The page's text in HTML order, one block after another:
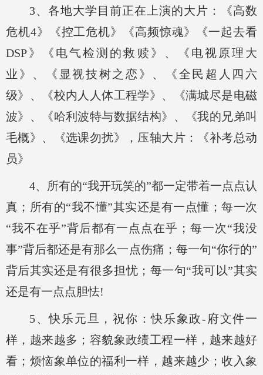
3、各地大学目前正在上演的大片：《高数
危机4》《控工危机》《高频惊魂》《一起去看
DSP》《电气检测的救赎》、《电视原理大
业》、《显视技树之恋》、《全民超人四六
级》 、《校内人人体工程学》、《满城尽是电磁
波》、《哈利波特与数据结构》、《我的兄弟叫
毛概》、《选课勿扰》，压轴大片：《补考总动
员》
4、所有的“我开玩笑的”都一定带着一点点认
真；所有的“我不懂”其实还是有一点懂；每一次
“我不在乎”背后都有一点点在乎；每一次“我没
事”背后都还是有那么一点伤痛 ；每一句“你行的”
背后其实还是有很多担忧；每一句“我可以”其实
还是有一点点胆怯!
5、快乐元旦，祝你：快乐象政-府文件一
样，越来越多；容貌象政绩工程一样，越来越好
看；烦恼象单位的福利一样，越来越少；收入象